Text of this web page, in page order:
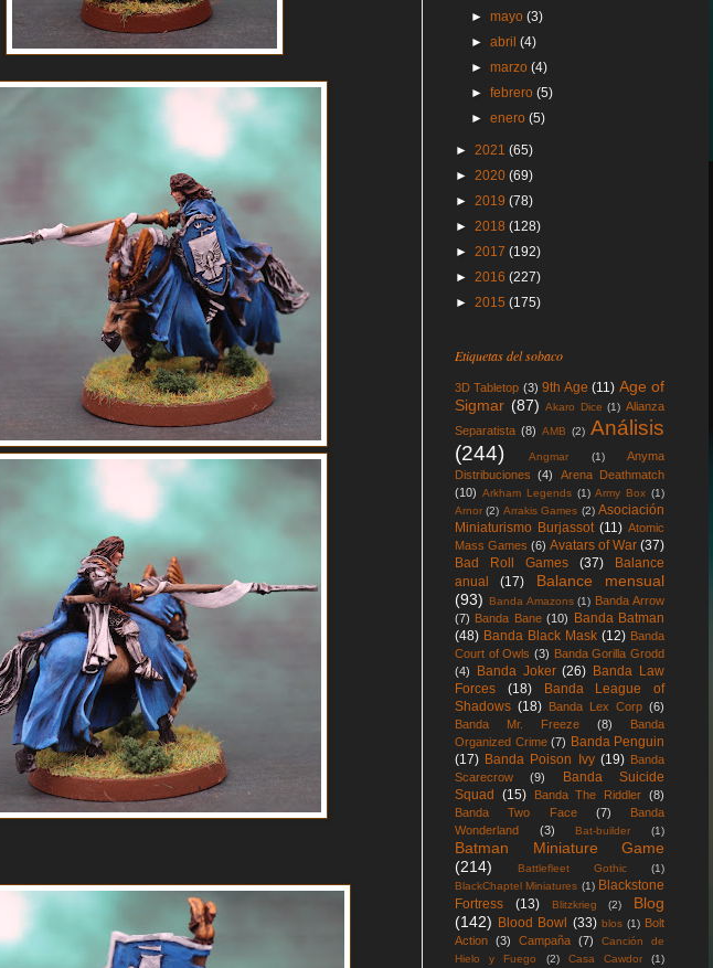
►mayo(3)
►abril(4)
►marzo(4)
►febrero(5)
►enero(5)
► 2021 (65)
► 2020 (69)
► 2019 (78)
► 2018 (128)
► 2017 (192)
► 2016 (227)
► 2015 (175)
Etiquetas del sobaco
3D Tabletop (3) 9th Age (11) Age of
Sigmar (87) Akaro Dice (1) Alianza
Separatista (8) AMB (2) Análisis
(244)
Angmar (1)
Anyma
Distribuciones
(4)
Arena Deathmatch
(10) Arkham Legends (1) Army Box (1)
Arnor (2) Arrakis Games (2) Asociación
Miniaturismo Burjassot (11) Atomic
Mass Games (6) Avatars of War (37)
Bad Roll Games
(37)
Balance
anual
(17)
Balance mensual
(93)
Banda Amazons (1) Banda Arrow
(7) Banda Bane (10)
Banda Batman
(48) Banda Black Mask (12) Banda
Court of Owls (3) Banda Gorilla Grodd
(4)
Banda Joker (26) Banda Law
Forces
(18)
Banda League of
Shadows (18) Banda Lex Corp (6)
Banda Mr. Freeze
(8)
Banda
Organized Crime (7) Banda Penguin
(17) Banda Poison Ivy (19) Banda
Scarecrow
(9)
Banda Suicide
Squad
(15) Banda The Riddler (8)
Banda Two Face
(7)
Banda
Wonderland
(3) Bat-builder (1)
Batman Miniature Game
(214)
Battlefleet Gothic
(1)
BlackChaptel Miniatures (1) Blackstone
Fortress
(13) Blitzkrieg (2)
Blog
(142) Blood Bowl (33) blos (1) Bolt
Action (3) Campaña (7)
Canción de
Hielo y Fuego
(2) Casa Cawdor (1)